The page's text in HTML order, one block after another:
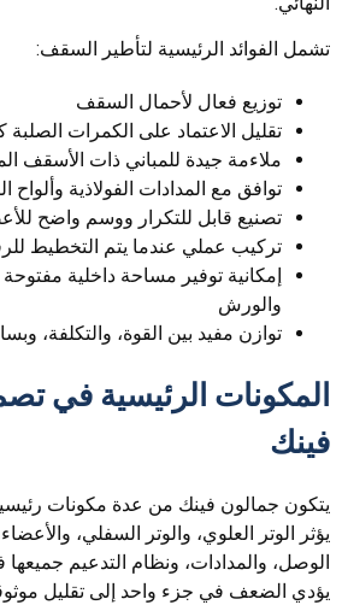
تشمل الفوائد الرئيسية لتأطير السقف:
توزيع فعال لأحمال السقف
تقليل الاعتماد على الكمرات الصلبة
ملاءمة جيدة للمباني ذات الأسقف
توافق مع المدادات الفولاذية
تصنيع قابل للتكرار ووسم واضح
تركيب عملي عندما يتم التخطيط
إمكانية توفير مساحة داخلية
والورش
توازن مفيد بين القوة، والتكلفة،
المكونات الرئيسية في
فينك
يتكون جمالون فينك من عدة مكونات
يؤثر الوتر العلوي، والوتر السفلي،
الوصل، والمدادات، ونظام التدعيم جميعها
يؤدي الضعف في جزء واحد إلى تقليل